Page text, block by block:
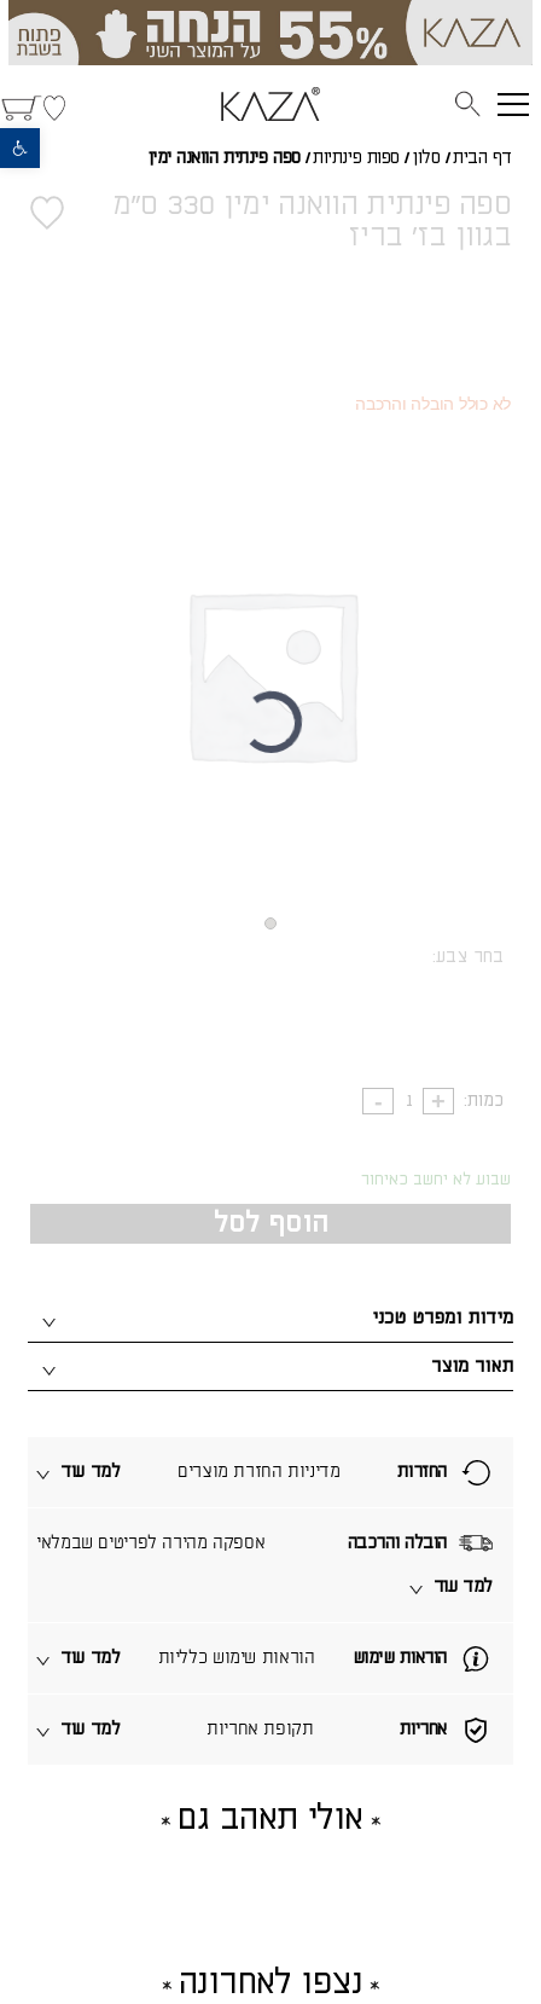
פתח סרגל נגישות
דף הבית/ סלון / ספות פינתיות/ ספה פינתית הוואנה ימין
ספה פינתית הוואנה ימין 330 ס"מ
בגוון בז' בריז
לא כולל הובלה והרכבה
בחר צבע:
כמות:
שבוע לא יחשב כאיחור
הוסף לסל
תאור מוצר
מידות ומפרט טכני
אחריות תקופת אחריות למד עוד
הוראות שימוש הוראות שימוש כלליות למד עוד
הובלה והרכבה אספקה מהירה לפריטים שבמלאי
למד עוד
החזרות מדיניות החזרת מוצרים למד עוד
אולי תאהב גם
נצפו לאחרונה